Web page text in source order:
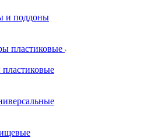
и поддоны
пластиковые